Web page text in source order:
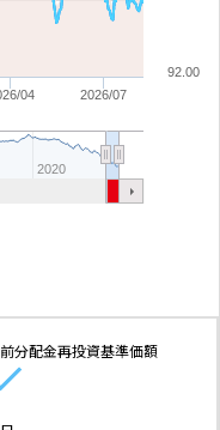
2026/07
04
2020
92.00
分配金再投資基準価額